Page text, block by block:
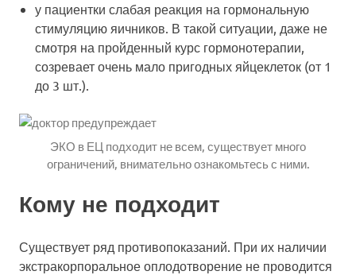
у пациентки слабая реакция на гормональную
стимуляцию яичников. В такой ситуации, даже не
смотря на пройденный курс гормонотерапии,
созревает очень мало пригодных яйцеклеток (от 1
до 3 шт.).
ЭКО в ЕЦ подходит не всем, существует много
ограничений, внимательно ознакомьтесь с ними.
Кому не подходит
Существует ряд противопоказаний. При их наличии
экстракорпоральное оплодотворение не проводится